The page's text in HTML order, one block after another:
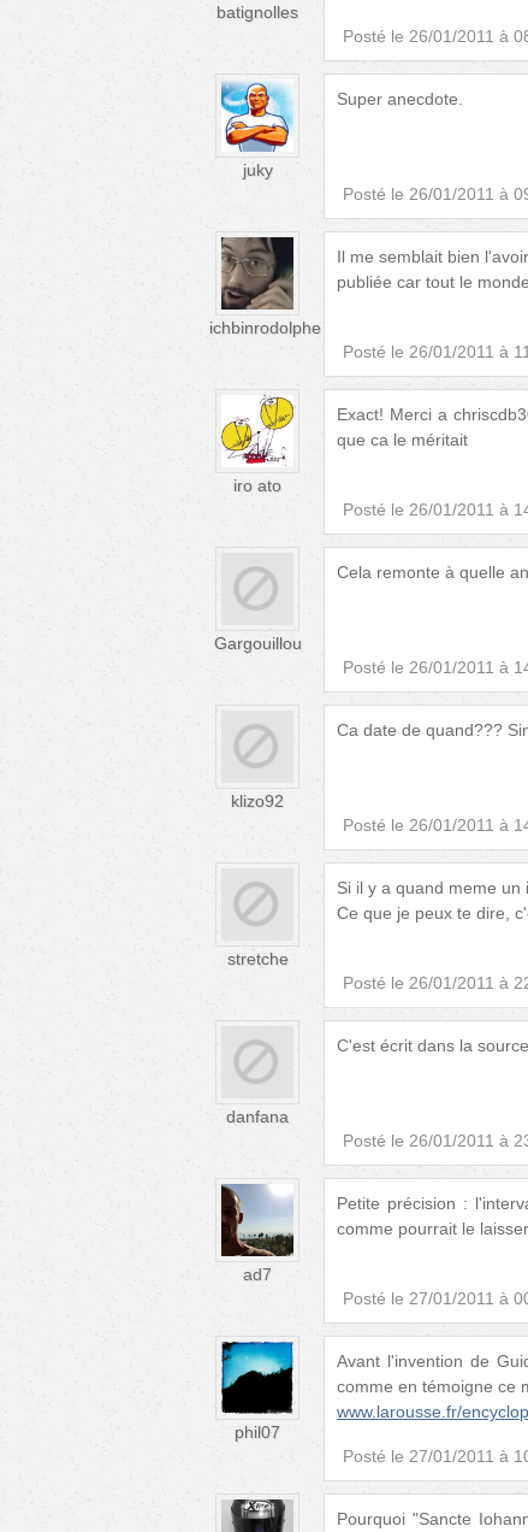
batignolles
Posté le 26/01/2011 à
juky
Super anecdote.
Posté le 26/01/2011 à
ichbinrodolphe
Il me semblait bien
publiée car tout le
Posté le 26/01/2011 à
iro ato
Exact! Merci a
que ca le méritait
Posté le 26/01/2011 à
Gargouillou
Cela remonte à quelle
Posté le 26/01/2011 à
klizo92
Ca date de quand???
Posté le 26/01/2011 à
stretche
Si il y a quand meme un
Ce que je peux te dire,
Posté le 26/01/2011 à
danfana
C'est écrit dans la
Posté le 26/01/2011 à
ad7
Petite précision :
comme pourrait le
Posté le 27/01/2011 à
phil07
Avant l'invention de
comme en témoigne ce
www.larousse.fr/
Posté le 27/01/2011 à
Pourquoi "Sancte